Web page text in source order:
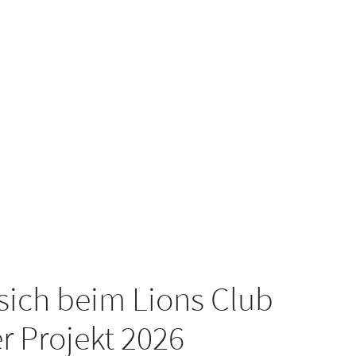
beim Lions Club
Projekt 2026